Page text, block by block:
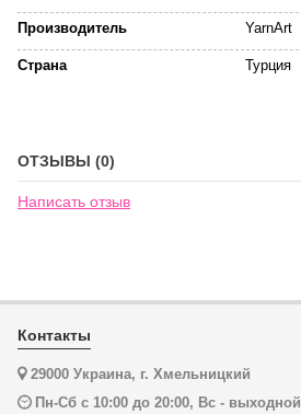
Производитель YarnArt
Страна Турция
ОТЗЫВЫ (0)
Написать отзыв
Контакты
29000 Украина, г. Хмельницкий
Пн-Сб с 10:00 до 20:00, Вс - выходной